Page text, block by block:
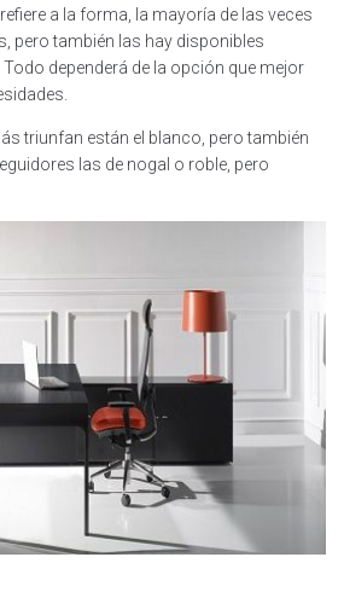
a la forma, la mayoría de las veces
pero también las hay disponibles
dependerá de la opción que mejor
triunfan están el blanco, pero también
las de nogal o roble, pero